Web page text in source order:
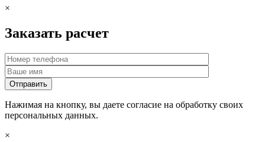
×
Заказать расчет
Нажимая на кнопку, вы даете согласие на обработку своих
персональных данных.
×